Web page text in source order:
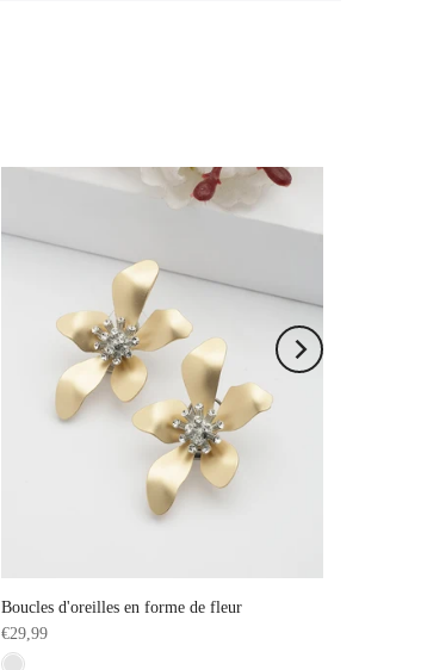
Boucles d'oreilles en forme de fleur
€29,99